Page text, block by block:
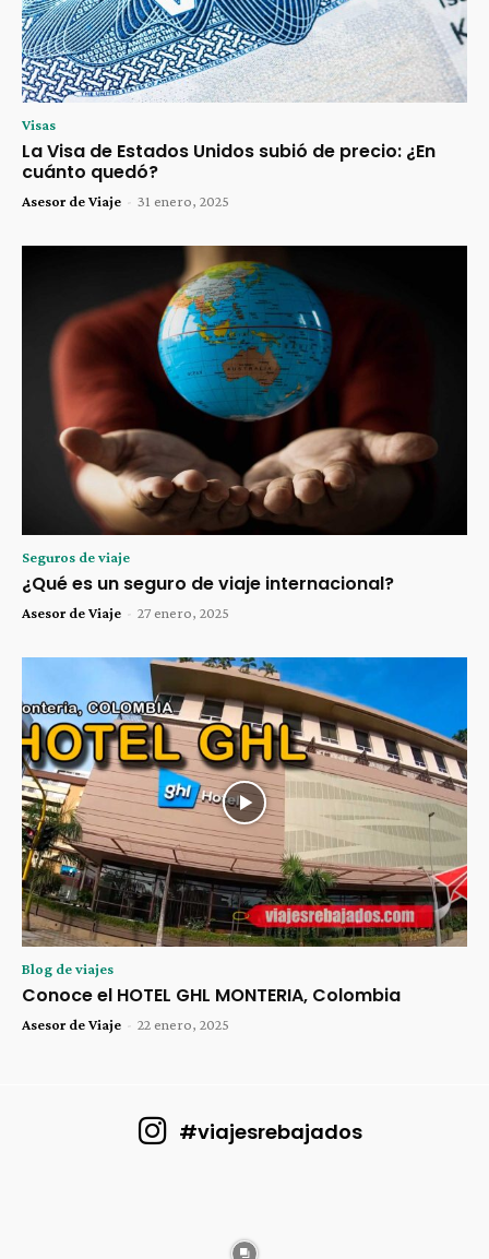
Visas
La Visa de Estados Unidos subió de precio: ¿En
cuánto quedó?
Asesor de Viaje - 31 enero, 2025
Seguros de viaje
¿Qué es un seguro de viaje internacional?
Asesor de Viaje - 27 enero, 2025
Blog de viajes
Conoce el HOTEL GHL MONTERIA, Colombia
Asesor de Viaje - 22 enero, 2025
#viajesrebajados